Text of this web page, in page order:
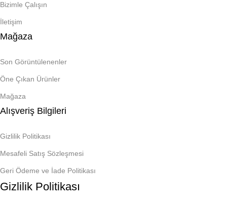
Bizimle Çalışın
İletişim
Mağaza
Son Görüntülenenler
Öne Çıkan Ürünler
Mağaza
Alışveriş Bilgileri
Gizlilik Politikası
Mesafeli Satış Sözleşmesi
Geri Ödeme ve İade Politikası
Gizlilik Politikası